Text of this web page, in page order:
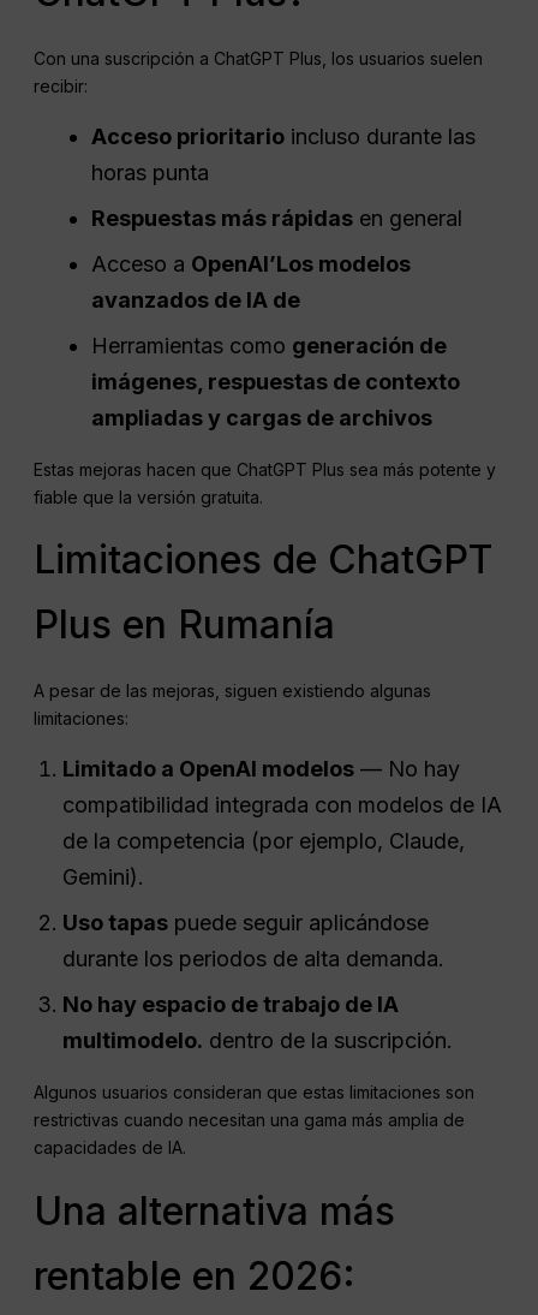
Con una suscripción a ChatGPT Plus, los usuarios suelen
recibir:
Acceso prioritario incluso durante las
horas punta
Respuestas más rápidas en general
Acceso a OpenAI’Los modelos
avanzados de IA de
Herramientas como generación de
imágenes, respuestas de contexto
ampliadas y cargas de archivos
Estas mejoras hacen que ChatGPT Plus sea más potente y
fiable que la versión gratuita.
Limitaciones de ChatGPT
Plus en Rumanía
A pesar de las mejoras, siguen existiendo algunas
limitaciones:
Limitado a OpenAI modelos — No hay
compatibilidad integrada con modelos de IA
de la competencia (por ejemplo, Claude,
Gemini).
Usotapas puede seguir aplicándose
durante los periodos de alta demanda.
No hay espacio de trabajo de IA
multimodelo. dentro de la suscripción.
Algunos usuarios consideran que estas limitaciones son
restrictivas cuando necesitan una gama más amplia de
capacidades de IA.
Una alternativa más
rentable en 2026: